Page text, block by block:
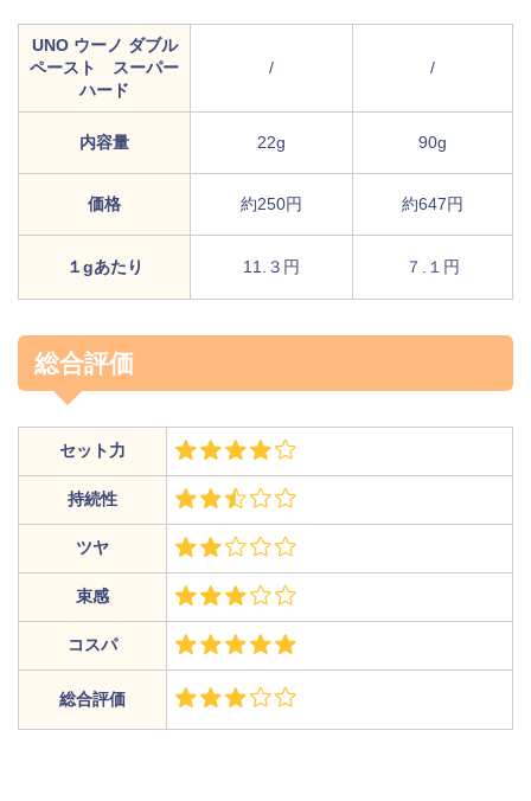
UNO ウーノ ダブル
ペースト スーパー
ハード
/ /
内容量 22g 90g
価格 約250円 約647円
１gあたり 11.３円 ７.１円
総合評価
セット力
持続性
ツヤ
束感
コスパ
総合評価